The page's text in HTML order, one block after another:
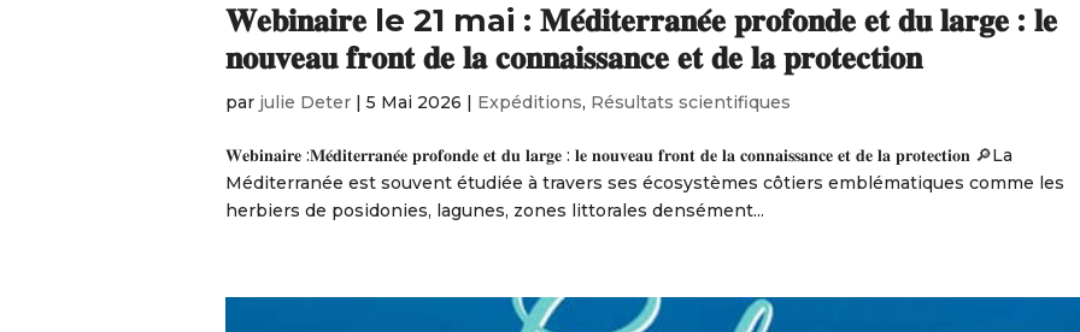
𝐖𝐞𝐛𝐢𝐧𝐚𝐢𝐫𝐞 le 21 mai : 𝐌𝐞́𝐝𝐢𝐭𝐞𝐫𝐫𝐚𝐧𝐞́𝐞 𝐩𝐫𝐨𝐟𝐨𝐧𝐝𝐞 𝐞𝐭 𝐝𝐮 𝐥𝐚𝐫𝐠𝐞 : 𝐥𝐞
𝐧𝐨𝐮𝐯𝐞𝐚𝐮 𝐟𝐫𝐨𝐧𝐭 𝐝𝐞 𝐥𝐚 𝐜𝐨𝐧𝐧𝐚𝐢𝐬𝐬𝐚𝐧𝐜𝐞 𝐞𝐭 𝐝𝐞 𝐥𝐚 𝐩𝐫𝐨𝐭𝐞𝐜𝐭𝐢𝐨𝐧
par julie Deter | 5 Mai 2026 | Expéditions, Résultats scientifiques
𝐖𝐞𝐛𝐢𝐧𝐚𝐢𝐫𝐞 :𝐌𝐞́𝐝𝐢𝐭𝐞𝐫𝐫𝐚𝐧𝐞́𝐞 𝐩𝐫𝐨𝐟𝐨𝐧𝐝𝐞 𝐞𝐭 𝐝𝐮 𝐥𝐚𝐫𝐠𝐞 : 𝐥𝐞 𝐧𝐨𝐮𝐯𝐞𝐚𝐮 𝐟𝐫𝐨𝐧𝐭 𝐝𝐞 𝐥𝐚 𝐜𝐨𝐧𝐧𝐚𝐢𝐬𝐬𝐚𝐧𝐜𝐞 𝐞𝐭 𝐝𝐞 𝐥𝐚 𝐩𝐫𝐨𝐭𝐞𝐜𝐭𝐢𝐨𝐧 🔎La
Méditerranée est souvent étudiée à travers ses écosystèmes côtiers emblématiques comme les
herbiers de posidonies, lagunes, zones littorales densément...